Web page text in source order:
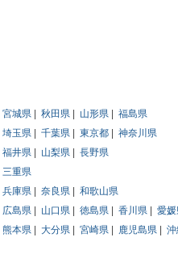
宮城県 秋田県 山形県
福島県
埼玉県 千葉県 東京都
神奈川県
福井県 山梨県
長野県
三重県
兵庫県 奈良県
和歌山県
広島県 山口県 徳島県 香川県 愛
熊本県 大分県 宮崎県 鹿児島県